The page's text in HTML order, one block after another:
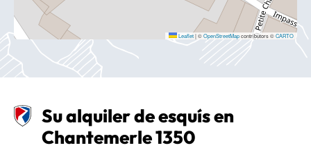
Leaflet|©OpenStreetMapcontributors ©CARTO
Su alquiler de esquís en
Chantemerle 1350